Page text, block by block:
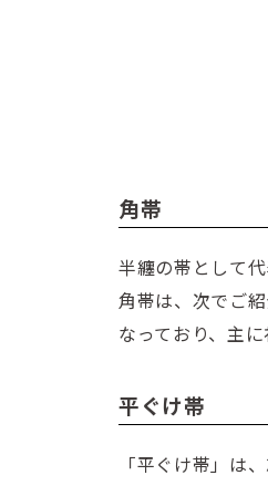
角帯
半纏の帯として代
角帯は、次でご
なっており、主
平ぐけ帯
「平ぐけ帯」は